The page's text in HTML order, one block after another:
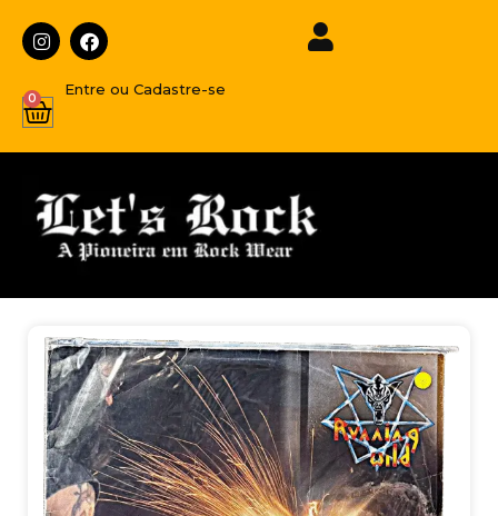
Entre ou Cadastre-se
0